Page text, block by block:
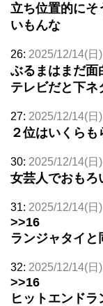
立ち位置的にそ
いもんな
26: 2025/12/14(日
ぶるまはまだ面
テレビだと下ネ
27: 2025/12/14(日
２位はいくらも
30: 2025/12/14(日
女芸人でおもろ
31: 2025/12/14(日
>>16
ランジャタイ
32: 2025/12/14(日
>>16
ヒットエンド